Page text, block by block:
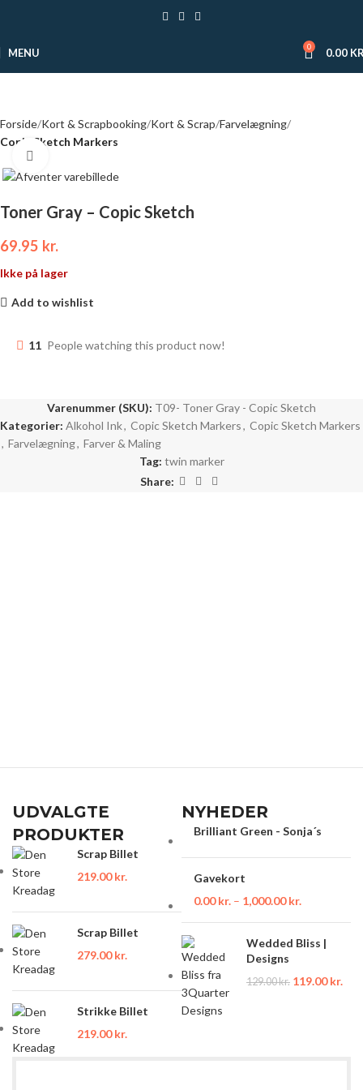
MENU 0 0.00
Forside Kort & Scrapbooking Kort & Scrap Farvelægning
Copic Sketch Markers
Toner Gray – Copic Sketch
69.95 kr.
Ikke på lager
Add to wishlist
11 People watching this product now!
Varenummer (SKU): T09- Toner Gray - Copic Sketch
Kategorier: Alkohol Ink, Copic Sketch Markers, Copic Sketch Markers
, Farvelægning, Farver & Maling
Tag: twin marker
Share:
UDVALGTE
PRODUKTER
Scrap Billet
219.00kr.
Scrap Billet
279.00kr.
Strikke Billet
219.00kr.
NYHEDER
Brilliant Green - Sonja´s
Gavekort
0.00kr. – 1,000.00kr.
Wedded Bliss |
Designs
129.00kr. 119.00kr.